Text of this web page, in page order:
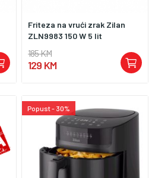
Friteza na vrući zrak Zilan
ZLN9983 150 W 5 lit
185 KM
129 KM
Popust - 30%